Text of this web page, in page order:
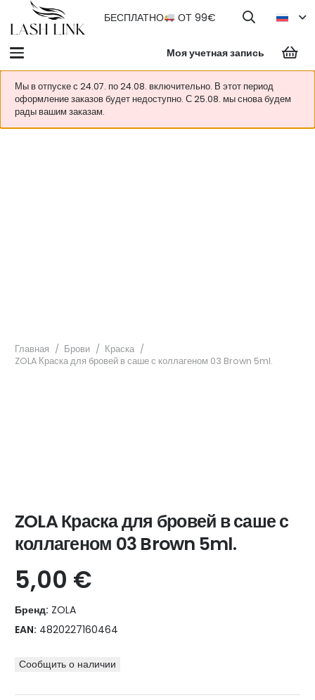
БЕСПЛАТНО ОТ 99€
Моя учетная запись
Мы в отпуске с 24.07. по 24.08. включительно. В этот период
оформление заказов будет недоступно. С 25.08. мы снова будем
рады вашим заказам.
Главная / Брови / Краска /
ZOLA Краска для бровей в саше с коллагеном 03 Brown 5ml.
ZOLA Краска для бровей в саше с
коллагеном 03 Brown 5ml.
5,00 €
Бренд: ZOLA
EAN: 4820227160464
Сообщить о наличии